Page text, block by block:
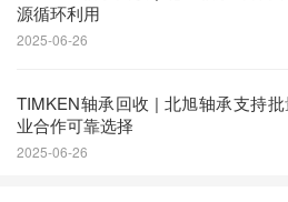
源循环利用
2025-06-26
TIMKEN轴承回收 | 北旭轴承支持
业合作可靠选择
2025-06-26